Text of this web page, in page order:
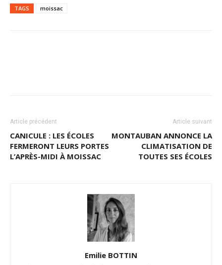
TAGS moissac
Article précédent
CANICULE : LES ÉCOLES
FERMERONT LEURS PORTES
L’APRÈS-MIDI À MOISSAC
Article suivant
MONTAUBAN ANNONCE LA
CLIMATISATION DE
TOUTES SES ÉCOLES
Emilie BOTTIN